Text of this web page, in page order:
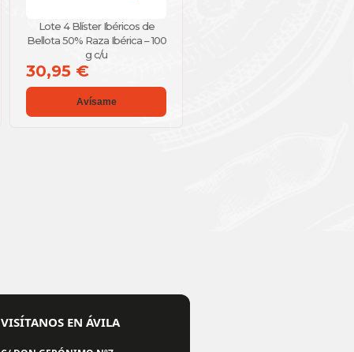
Lote 4 Blíster Ibéricos de
Bellota 50% Raza Ibérica – 100
g c/u
30,95 €
Avísame
VISÍTANOS EN ÁVILA